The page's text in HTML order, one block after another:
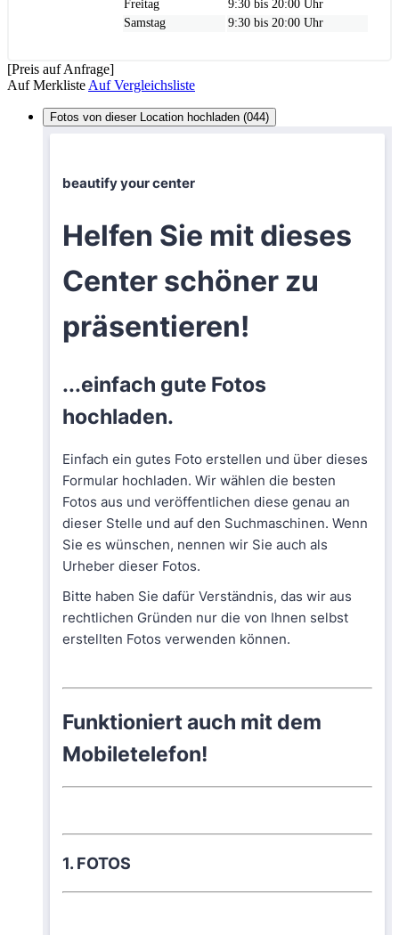
Freitag
9:30 bis 20:00 Uhr
Samstag
9:30 bis 20:00 Uhr
[Preis auf Anfrage]
Auf Merkliste Auf Vergleichsliste
Fotos von dieser Location hochladen (044)